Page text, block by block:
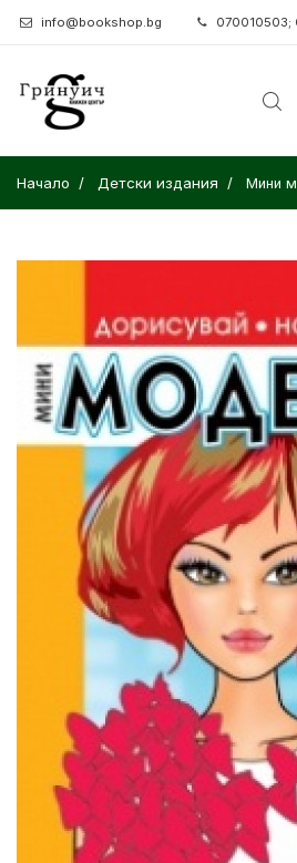
info@bookshop.bg 070010503;
Начало Детски издания Мини